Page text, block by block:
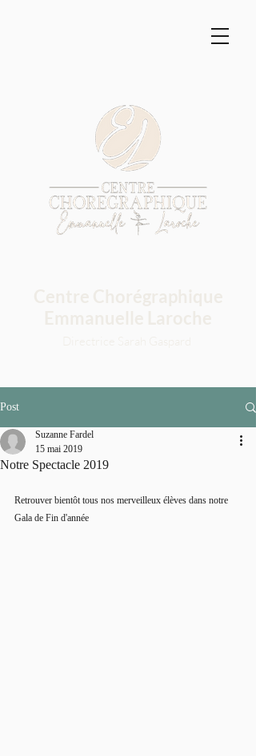
Post
Notre Spectacle 2019
Suzanne Fardel
15 mai 2019
Retrouver bientôt tous nos merveilleux élèves dans notre
Gala de Fin d'année